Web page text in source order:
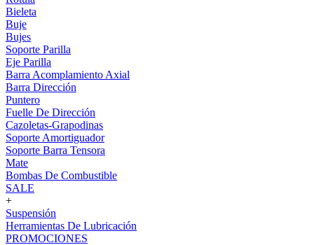
Bieleta
Buje
Bujes
Soporte Parilla
Eje Parilla
Barra Acomplamiento Axial
Barra Dirección
Puntero
Fuelle De Dirección
Cazoletas-Grapodinas
Soporte Amortiguador
Soporte Barra Tensora
Mate
Bombas De Combustible
SALE
+
Suspensión
Herramientas De Lubricación
PROMOCIONES